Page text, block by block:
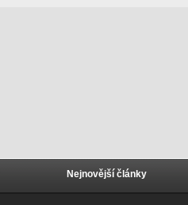
Nejnovější články